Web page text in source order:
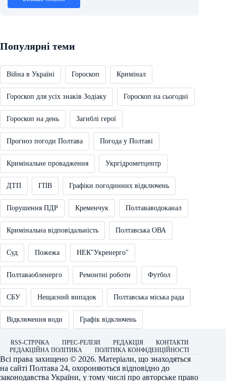
Популярні теми
Війна в Україні Гороскоп Кримінал
Гороскоп для усіх знаків Зодіаку Гороскоп на сьогодні
Гороскоп на день Загиблі герої
Прогноз погоди Полтава Погода у Полтаві
Кримінальне провадження Укргідрометцентр
ДТП ГПВ Графіки погодинних відключень
Порушення ПДР Кременчук Полтававодоканал
Кримінальна відповідальність Полтавська ОВА
Суд Пожежа НЕК"Укренерго"
Полтаваобленерго Ремонтні роботи Футбол
СБУ Нещасний випадок Полтавська міська рада
Відключення води Графік відключень
RSS-СТРІЧКА ПРЕС-РЕЛІЗИ РЕДАКЦІЯ
КОНТАКТИ
РЕДАКЦІЙНА ПОЛІТИКА
ПОЛІТИКА КОНФІДЕНЦІЙНОСТІ
Всі права захищено © 2026. Матеріали, що знаходяться
на сайті Полтава 24, охороняються відповідно до
законодавства України, у тому числі про авторське право